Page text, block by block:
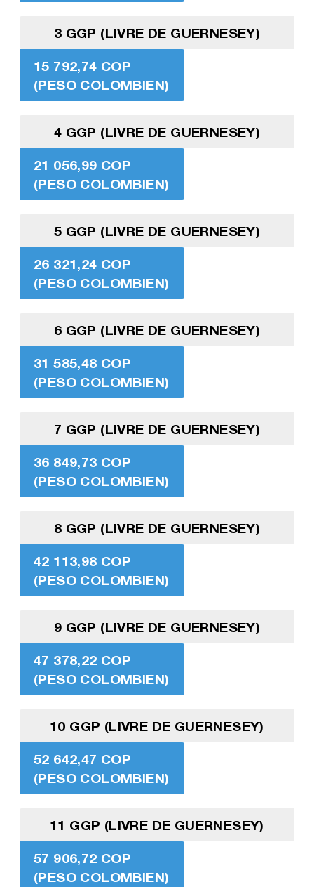
3 GGP (LIVRE DE GUERNESEY)
15 792,74 COP
(PESO COLOMBIEN)
4 GGP (LIVRE DE GUERNESEY)
21 056,99 COP
(PESO COLOMBIEN)
5 GGP (LIVRE DE GUERNESEY)
26 321,24 COP
(PESO COLOMBIEN)
6 GGP (LIVRE DE GUERNESEY)
31 585,48 COP
(PESO COLOMBIEN)
7 GGP (LIVRE DE GUERNESEY)
36 849,73 COP
(PESO COLOMBIEN)
8 GGP (LIVRE DE GUERNESEY)
42 113,98 COP
(PESO COLOMBIEN)
9 GGP (LIVRE DE GUERNESEY)
47 378,22 COP
(PESO COLOMBIEN)
10 GGP (LIVRE DE GUERNESEY)
52 642,47 COP
(PESO COLOMBIEN)
11 GGP (LIVRE DE GUERNESEY)
57 906,72 COP
(PESO COLOMBIEN)